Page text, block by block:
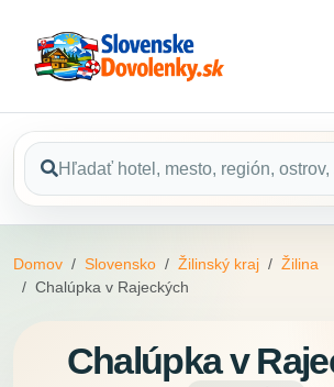
Domov Slovensko Žilinský kraj
Žilina
Chalúpka v Rajeckých
Chalúpka v